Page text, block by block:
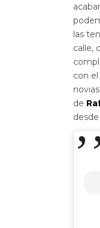
las
calle,
con
de